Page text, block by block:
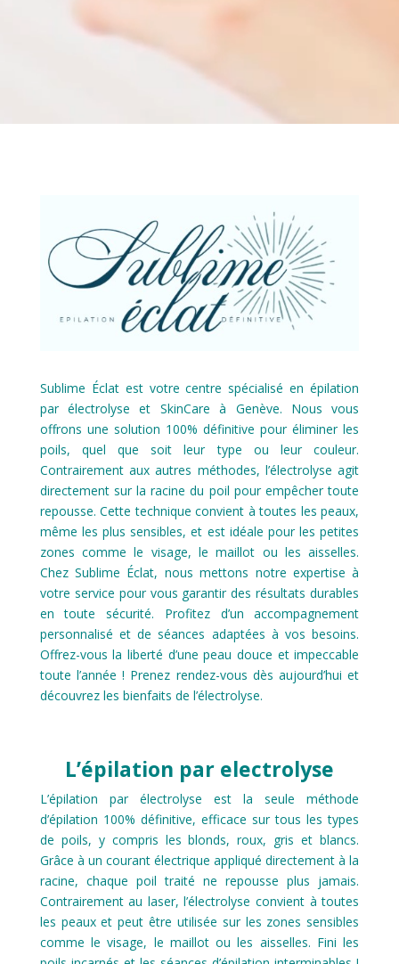
Sublime Éclat est votre centre spécialisé en épilation
par électrolyse et SkinCare à Genève. Nous vous
offrons une solution 100% définitive pour éliminer les
poils, quel que soit leur type ou leur couleur.
Contrairement aux autres méthodes, l’électrolyse agit
directement sur la racine du poil pour empêcher toute
repousse. Cette technique convient à toutes les peaux,
même les plus sensibles, et est idéale pour les petites
zones comme le visage, le maillot ou les aisselles.
Chez Sublime Éclat, nous mettons notre expertise à
votre service pour vous garantir des résultats durables
en toute sécurité. Profitez d’un accompagnement
personnalisé et de séances adaptées à vos besoins.
Offrez-vous la liberté d’une peau douce et impeccable
toute l’année ! Prenez rendez-vous dès aujourd’hui et
découvrez les bienfaits de l’électrolyse.
L’épilation par electrolyse
L’épilation par électrolyse est la seule méthode
d’épilation 100% définitive, efficace sur tous les types
de poils, y compris les blonds, roux, gris et blancs.
Grâce à un courant électrique appliqué directement à la
racine, chaque poil traité ne repousse plus jamais.
Contrairement au laser, l’électrolyse convient à toutes
les peaux et peut être utilisée sur les zones sensibles
comme le visage, le maillot ou les aisselles. Fini les